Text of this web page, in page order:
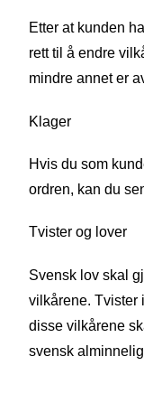
Etter at kunden
rett til å endre
mindre annet er
Klager
Hvis du som
ordren, kan du
Tvister og lover
Svensk lov skal
vilkårene. Tvister
disse vilkårene
svensk